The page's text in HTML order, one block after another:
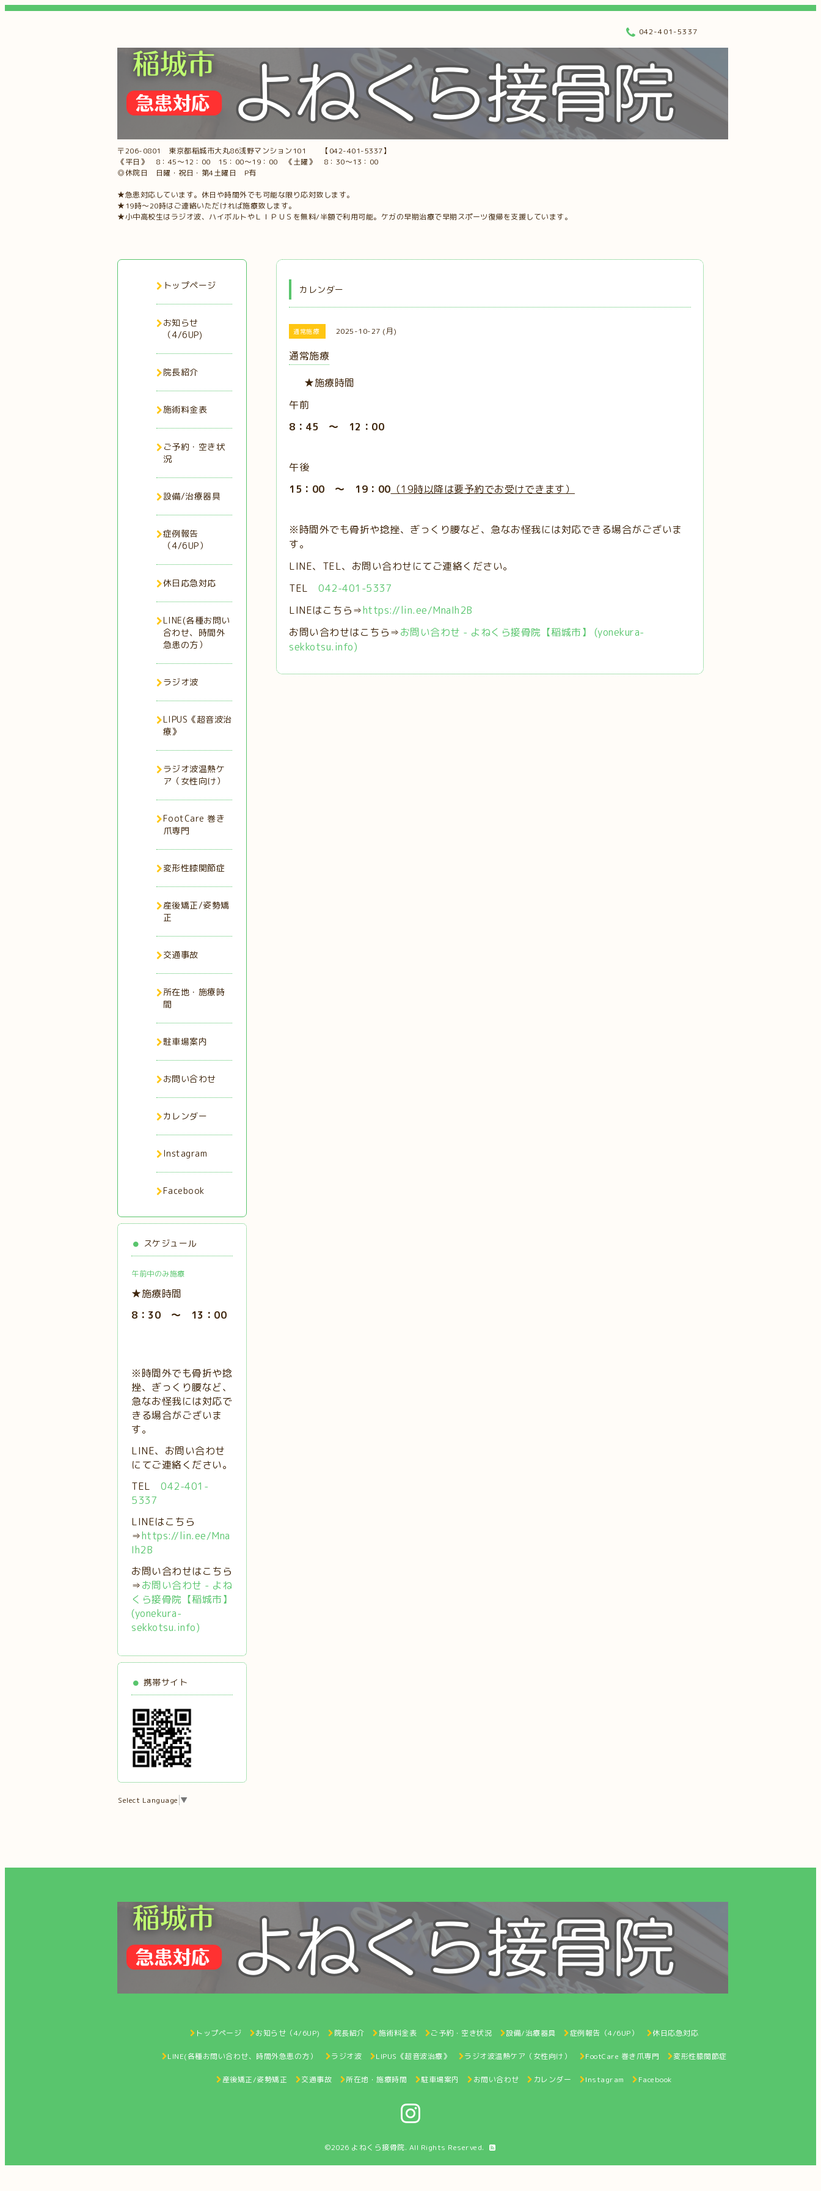
〒206-0801 東京都稲城市大丸86浅野マンション101 【042-401-5337】
《平日》 8：45～12：00 15：00～19：00 《土曜》 8：30～13：00
◎休院日 日曜・祝日・第4土曜日 P有
★急患対応しています。休日や時間外でも可能な限り応対致します。
★19時～20時はご連絡いただければ施療致します。
★小中高校生はラジオ波、ハイボルトやＬＩＰＵＳを無料/半額で利用可能。ケガの早期治療で早期スポーツ復帰を支援しています。
042-401-5337
カレンダー
通常施療 2025-10-27 (月)
通常施療
★施療時間
午前
8：45 ～ 12：00
午後
15：00 ～ 19：00 （19時以降は要予約でお受けできます）
※時間外でも骨折や捻挫、ぎっくり腰など、急なお怪我には対応できる場合がございま
す。
LINE、TEL、お問い合わせにてご連絡ください。
TEL 042-401-5337
LINEはこちら⇒https://lin.ee/MnaIh2B
お問い合わせはこちら⇒お問い合わせ - よねくら接骨院【稲城市】 (yonekura-
sekkotsu.info)
トップページ
お知らせ
（4/6UP)
院長紹介
施術料金表
ご予約・空き状
況
設備/治療器具
症例報告
（4/6UP）
休日応急対応
LINE(各種お問い
合わせ、時間外
急患の方）
ラジオ波
LIPUS《超音波治
療》
ラジオ波温熱ケ
ア（女性向け）
FootCare 巻き
爪専門
変形性膝関節症
産後矯正/姿勢矯
正
交通事故
所在地・施療時
間
駐車場案内
お問い合わせ
カレンダー
Instagram
Facebook
スケジュール
午前中のみ施療
★施療時間
8：30 ～ 13：00
※時間外でも骨折や捻
挫、ぎっくり腰など、
急なお怪我には対応で
きる場合がございま
す。
LINE、お問い合わせ
にてご連絡ください。
TEL 042-401-
5337
LINEはこちら
⇒https://lin.ee/Mna
Ih2B
お問い合わせはこちら
⇒お問い合わせ - よね
くら接骨院【稲城市】
(yonekura-
sekkotsu.info)
携帯サイト
Select Language ▼
トップページ お知らせ（4/6UP) 院長紹介 施術料金表 ご予約・空き状況 設備/治療器具 症例報告（4/6UP） 休日応急対応
LINE(各種お問い合わせ、時間外急患の方） ラジオ波 LIPUS《超音波治療》 ラジオ波温熱ケア（女性向け） FootCare 巻き爪専門 変形性膝関節症
産後矯正/姿勢矯正 交通事故 所在地・施療時間 駐車場案内 お問い合わせ カレンダー Instagram Facebook
©2026 よねくら接骨院. All Rights Reserved.